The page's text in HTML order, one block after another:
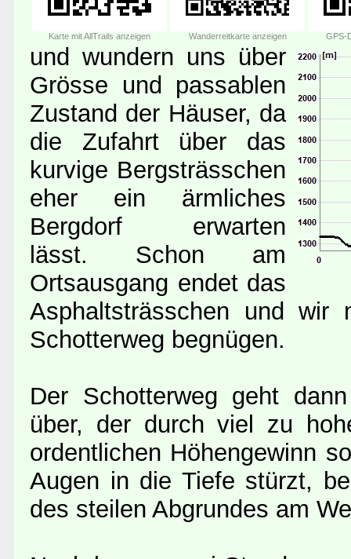
Karte mit AllTrails anzeigen Wanderreitkarte anzeigen GPS-
und wundern uns über
Grösse und passablen
Zustand der Häuser, da
die Zufahrt über das
kurvige Bergsträsschen
eher ein ärmliches
Bergdorf erwarten
lässt. Schon am
Ortsausgang endet das
Asphaltsträsschen und wir
Schotterweg begnügen.
Der Schotterweg geht
über, der durch viel zu
ordentlichen Höhengewinn
Augen in die Tiefe stürzt,
des steilen Abgrundes am